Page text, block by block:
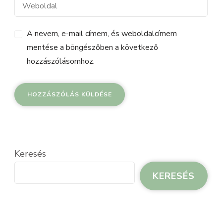
A nevem, e-mail címem, és weboldalcímem
mentése a böngészőben a következő
hozzászólásomhoz.
Keresés
KERESÉS